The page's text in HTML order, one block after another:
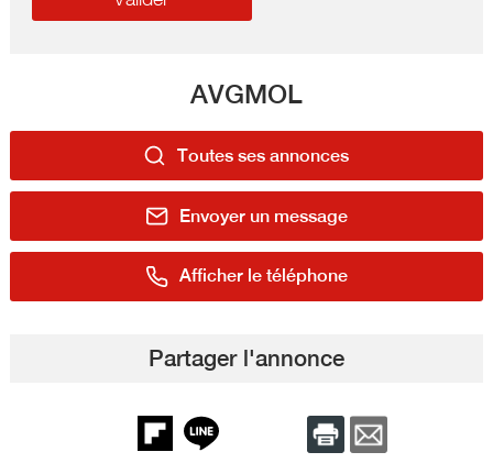
AVGMOL
Toutes ses annonces
Envoyer un message
Afficher le téléphone
Partager l'annonce